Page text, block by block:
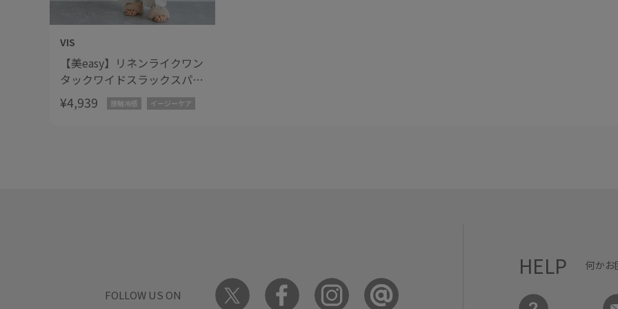
VIS
【美easy】リネンライクワン
タックワイドスラックスパン
ツ
¥4,939 接触冷感 イージーケア
FOLLOW US ON
HELP 何かお